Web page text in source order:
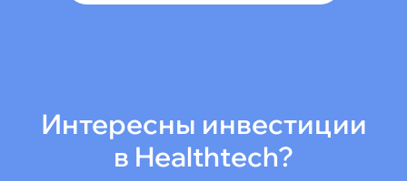
Интересны инвестиции
в Healthtech?